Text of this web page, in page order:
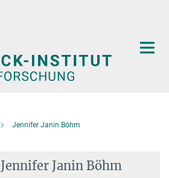
Jennifer Janin Böhm
Jennifer Janin Böhm